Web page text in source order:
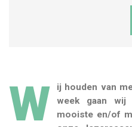
W
ij houden van
week gaan
mooiste en/of